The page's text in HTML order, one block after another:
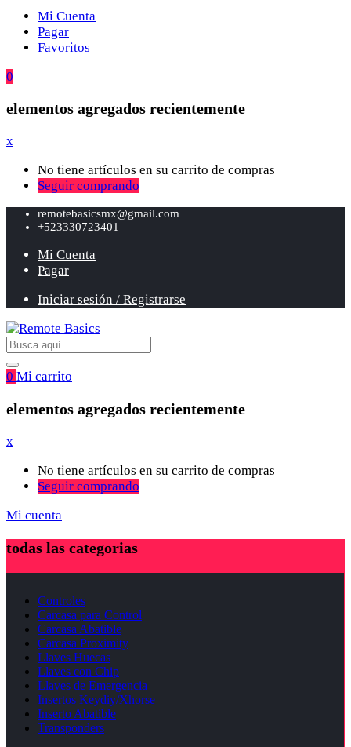
Mi Cuenta
Pagar
Favoritos
0
elementos agregados recientemente
x
No tiene artículos en su carrito de compras
Seguir comprando
remotebasicsmx@gmail.com
+523330723401
Mi Cuenta
Pagar
Iniciar sesión / Registrarse
0 Mi carrito
elementos agregados recientemente
x
No tiene artículos en su carrito de compras
Seguir comprando
Mi cuenta
todas las categorias
Controles
Carcasa para Control
Carcasa Abatible
Carcasa Proximity
Llaves Huecas
Llaves con Chip
Llaves de Emergencia
Insertos Keydiy/Xhorse
Inserto Abatible
Transponders